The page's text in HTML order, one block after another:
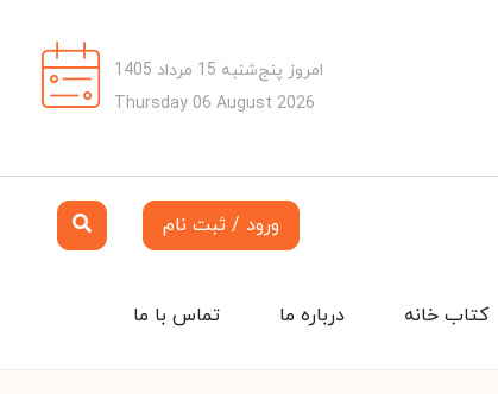
امروز پنج‌شنبه 15 مرداد 1405
Thursday 06 August 2026
ورود / ثبت نام
تماس با ما درباره ما کتاب خانه